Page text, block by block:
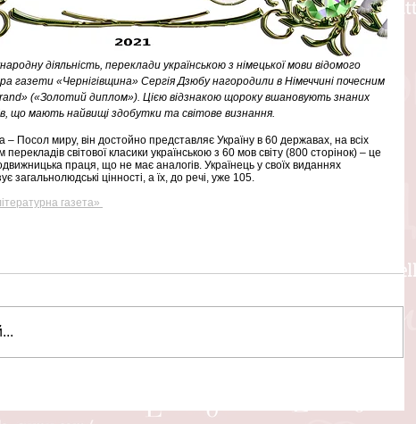
діяльність, переклади українською з німецької мови відомого
газети «Чернігівщина» Сергія Дзюбу нагородили в Німеччині почесним
(«Золотий диплом»). Цією відзнакою щороку вшановують знаних
що мають найвищі здобутки та світове визнання.
– Посол миру, він достойно представляє Україну в 60 державах, на всіх
світової класики українською з 60 мов світу (800 сторінок) – це
праця, що не має аналогів. Українець у своїх виданнях
загальнолюдські цінності, а їх, до речі, уже 105.
газета»